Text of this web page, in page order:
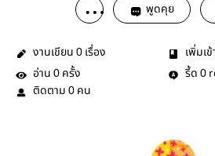
พูดคุย
งานเขียน 0 เรื่อง เพิ่มเ
อ่าน 0 ครั้ง รี้ด 0
ติดตาม 0 คน